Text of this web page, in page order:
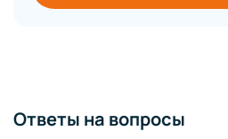
Ответы на вопросы